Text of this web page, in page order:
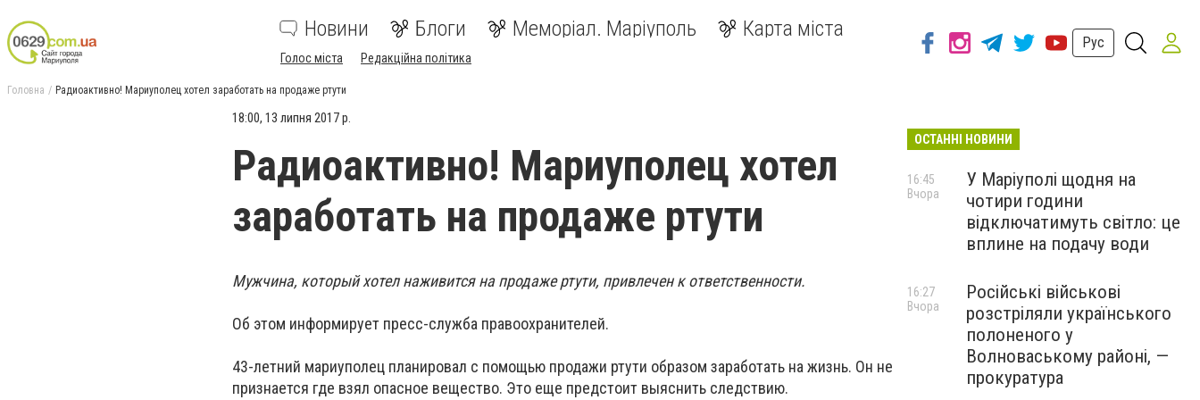
Новини Блоги Меморіал. Маріуполь Карта міста
Голос міста Редакційна політика
Рус
Головна Радиоактивно! Мариуполец хотел заработать на продаже ртути
18:00, 13 липня 2017 р.
Радиоактивно! Мариуполец хотел
заработать на продаже ртути
Мужчина, который хотел наживится на продаже ртути, привлечен к ответственности.
Об этом информирует пресс-служба правоохранителей.
43-летний мариуполец планировал с помощью продажи ртути образом заработать на жизнь. Он не
признается где взял опасное вещество. Это еще предстоит выяснить следствию.
ОСТАННІ НОВИНИ
У Маріуполі щодня на
чотири години
відключатимуть світло: це
вплине на подачу води
16:45
Вчора
Російські військові
розстріляли українського
полоненого у
Волноваському районі, —
прокуратура
16:27
Вчора